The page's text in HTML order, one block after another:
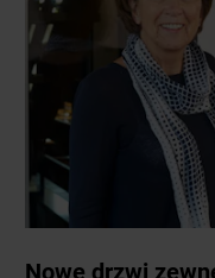
Nowe drzwi
Partnerzy handlowi
najlepsze wsparcie:
miejscu